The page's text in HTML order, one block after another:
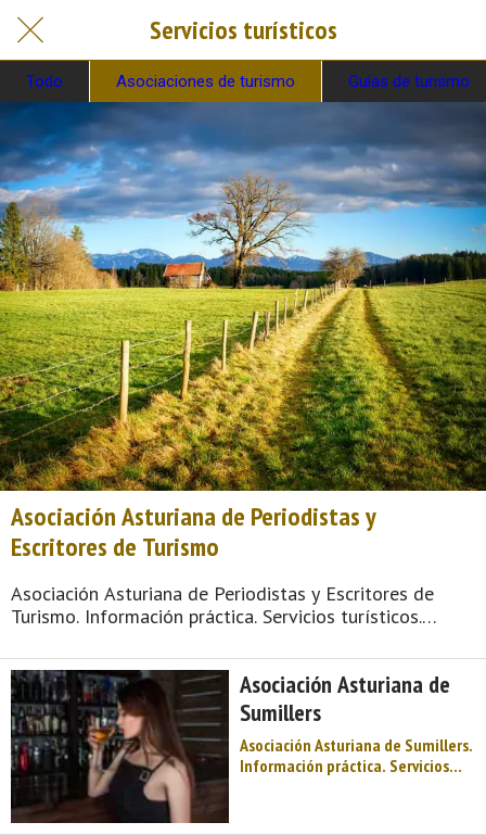
Servicios turísticos
Todo Asociaciones de turismo Guías de turismo
Asociación Asturiana de Periodistas y
Escritores de Turismo
Asociación Asturiana de Periodistas y Escritores de
Turismo. Información práctica. Servicios turísticos.
de Oviedo. Montaña de Asturias. Naturaleza, Arte
Prerrománico, fiesta, gastronomía, Premios ...
Asociación Asturiana de
Sumillers
Asociación Asturiana de Sumillers.
Información práctica. Servicios